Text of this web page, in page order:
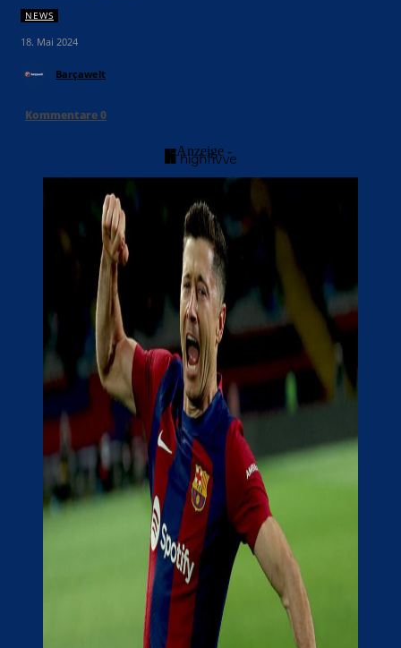
NEWS
18. Mai 2024
Barçawelt
Kommentare0
- Anzeige -